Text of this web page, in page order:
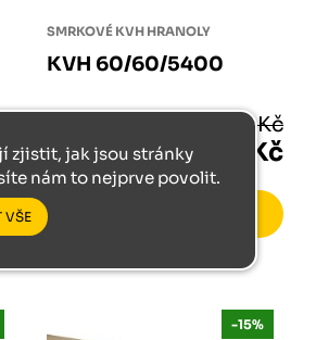
SMRKOVÉ KVH HRANOLY
KVH 60/60/5400
447 Kč
380 Kč
-15%
zjistit, jak jsou stránky
nám to nejprve povolit.